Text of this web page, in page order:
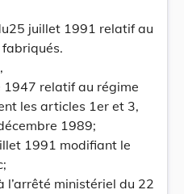
juillet 1991 relatif au
1947 relatif au régime
les articles 1er et 3,
1989;
1991 modifiant le
l’arrêté ministériel du 22